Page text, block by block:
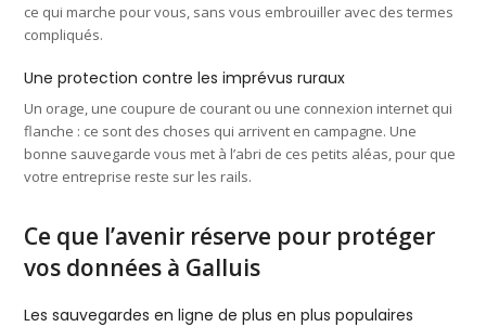
ce qui marche pour vous, sans vous embrouiller avec des termes
compliqués.
Une protection contre les imprévus ruraux
Un orage, une coupure de courant ou une connexion internet qui
flanche : ce sont des choses qui arrivent en campagne. Une
bonne sauvegarde vous met à l’abri de ces petits aléas, pour que
votre entreprise reste sur les rails.
Ce que l’avenir réserve pour protéger
vos données à Galluis
Les sauvegardes en ligne de plus en plus populaires